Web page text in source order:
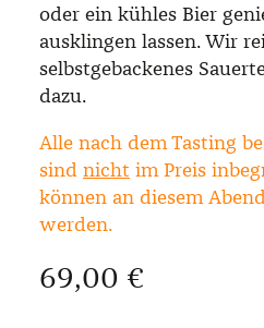
oder ein kühles Bier
ausklingen lassen. Wir
selbstgebackenes
dazu.
Alle nach dem Tasting
sind nicht im Preis
können an diesem
werden.
Regulärer Preis:
69,00 €